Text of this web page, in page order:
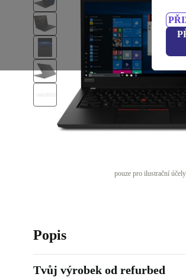
pouze pro ilustrační účely
Popis
Tvůj výrobek od refurbed